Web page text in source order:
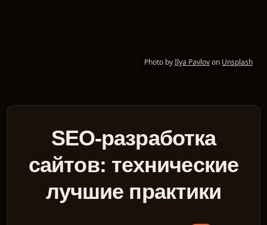
Photo byIlya Pavlovon Unsplash
SEO-разработка
сайтов: технические
лучшие практики